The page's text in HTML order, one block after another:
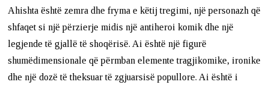
Ahishta është zemra dhe fryma e këtij tregimi, një personazh që
shfaqet si një përzierje midis një antiheroi komik dhe një
legjende të gjallë të shoqërisë. Ai është një figurë
shumëdimensionale që përmban elemente tragjikomike, ironike
dhe një dozë të theksuar të zgjuarsisë popullore. Ai është i